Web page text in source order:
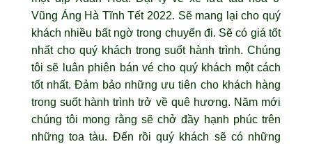
Vũng Áng Hà Tĩnh Tết 2022. Sẽ mang lại cho quý
khách nhiều bất ngờ trong chuyến đi. Sẽ có giá tốt
nhất cho quý khách trong suốt hành trình. Chúng
tôi sẽ luân phiên bán vé cho quý khách một cách
tốt nhất. Đảm bảo những ưu tiên cho khách hàng
trong suốt hành trình trở về quê hương. Năm mới
chúng tôi mong rằng sẽ chở đầy hạnh phúc trên
những toa tàu. Đến rồi quý khách sẽ có những